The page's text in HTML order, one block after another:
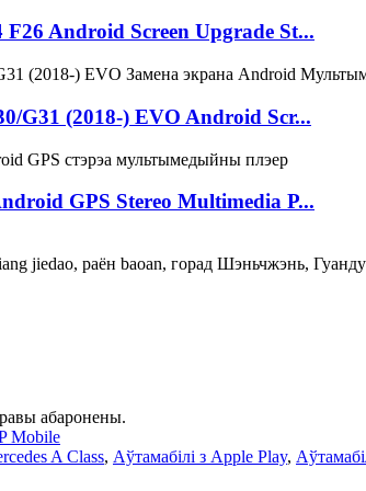
Android Screen Upgrade St...
G31 (2018-) EVO Android Scr...
GPS Stereo Multimedia P...
jiedao, раён baoan, горад Шэньчжэнь,
абаронены.
Mobile
A Class, Аўтамабілі з Apple Play,